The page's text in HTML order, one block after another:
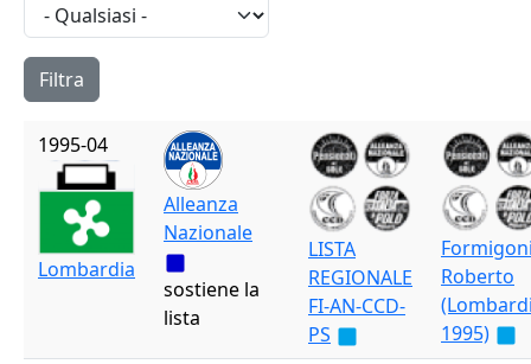
1995-04
Lombardia
Alleanza
Nazionale
sostiene la
lista
LISTA
REGIONALE
FI-AN-CCD-
PS
Roberto
1995)